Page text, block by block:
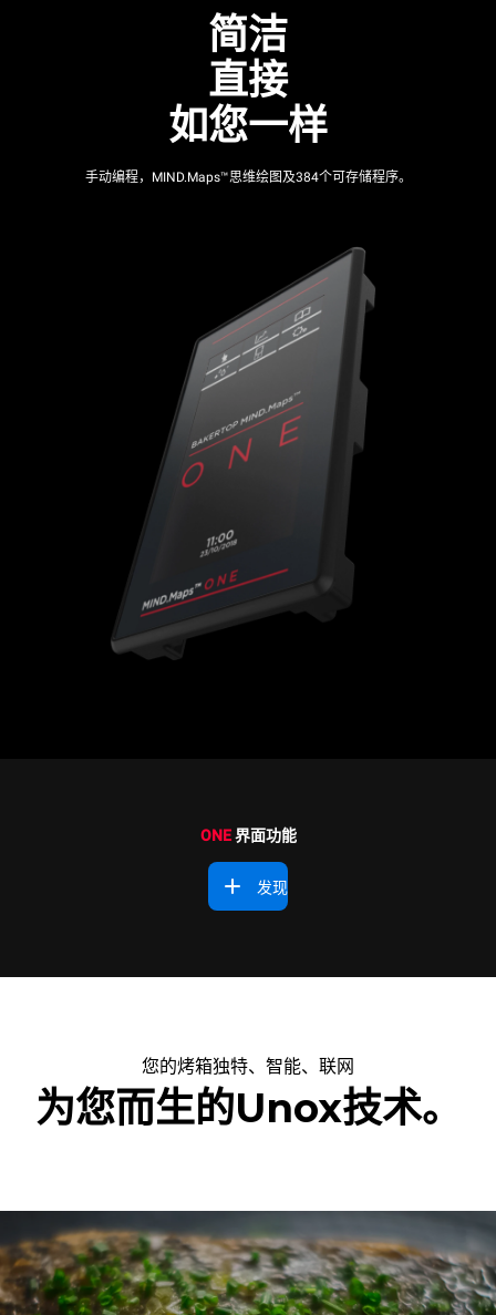
简洁
直接
如您一样
手动编程，MIND.Maps™思维绘图及384个可存储程序。
ONE界面功能
发现
您的烤箱独特、智能、联网
为您而生的Unox技术。